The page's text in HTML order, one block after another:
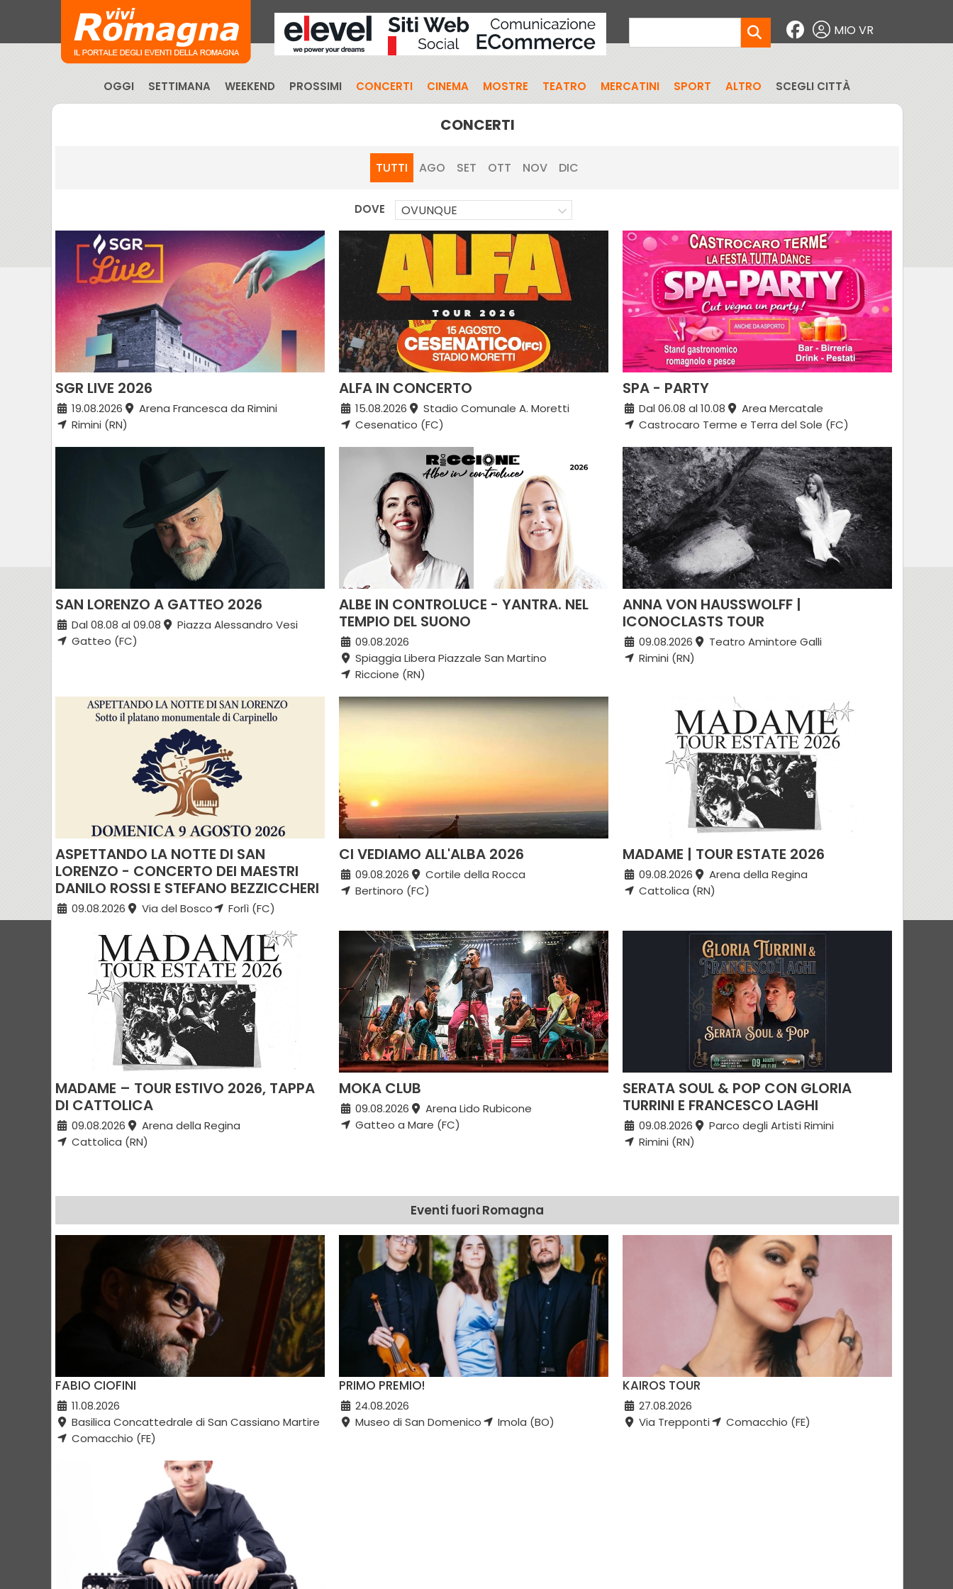
MIO VR
OGGI SETTIMANA WEEKEND PROSSIMI CONCERTI CINEMA MOSTRE TEATRO MERCATINI SPORT ALTRO SCEGLI CITTÀ
CONCERTI
TUTTI AGO SET OTT NOV DIC
DOVE OVUNQUE
SGR LIVE 2026
19.08.2026
Arena Francesca da Rimini
Rimini (RN)
ALFA IN CONCERTO
15.08.2026
Stadio Comunale A. Moretti
Cesenatico (FC)
SPA - PARTY
Dal 06.08 al 10.08
Area Mercatale
Castrocaro Terme e Terra del Sole (FC)
SAN LORENZO A GATTEO 2026
Dal 08.08 al 09.08
Piazza Alessandro Vesi
Gatteo (FC)
ALBE IN CONTROLUCE - YANTRA. NEL
TEMPIO DEL SUONO
09.08.2026
Spiaggia Libera Piazzale San Martino
Riccione (RN)
ANNA VON HAUSSWOLFF |
ICONOCLASTS TOUR
09.08.2026
Teatro Amintore Galli
Rimini (RN)
ASPETTANDO LA NOTTE DI SAN
LORENZO - CONCERTO DEI MAESTRI
DANILO ROSSI E STEFANO BEZZICCHERI
09.08.2026 Via del Bosco Forlì (FC)
CI VEDIAMO ALL'ALBA 2026
09.08.2026
Cortile della Rocca
Bertinoro (FC)
MADAME | TOUR ESTATE 2026
09.08.2026
Arena della Regina
Cattolica (RN)
MADAME – TOUR ESTIVO 2026, TAPPA
DI CATTOLICA
09.08.2026
Arena della Regina
Cattolica (RN)
MOKA CLUB
09.08.2026
Arena Lido Rubicone
Gatteo a Mare (FC)
SERATA SOUL & POP CON GLORIA
TURRINI E FRANCESCO LAGHI
09.08.2026
Parco degli Artisti Rimini
Rimini (RN)
Eventi fuori Romagna
FABIO CIOFINI
11.08.2026
Basilica Concattedrale di San Cassiano Martire
Comacchio (FE)
PRIMO PREMIO!
24.08.2026
Museo di San Domenico
Imola (BO)
KAIROS TOUR
27.08.2026
Via Trepponti
Comacchio (FE)